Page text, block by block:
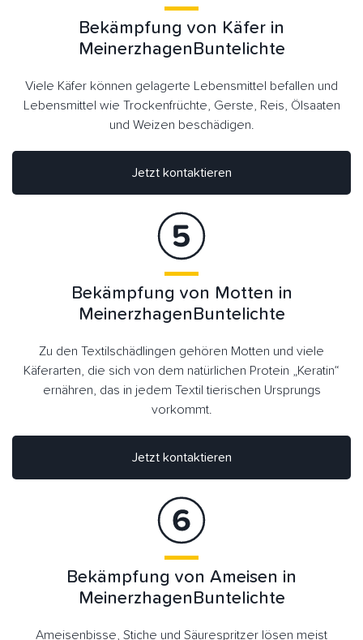
Jetzt kontaktieren
Bekämpfung von Käfer in
MeinerzhagenBuntelichte
Viele Käfer können gelagerte Lebensmittel befallen und
Lebensmittel wie Trockenfrüchte, Gerste, Reis, Ölsaaten
und Weizen beschädigen.
Bekämpfung von Motten in
MeinerzhagenBuntelichte
Zu den Textilschädlingen gehören Motten und viele
Käferarten, die sich von dem natürlichen Protein „Keratin“
ernähren, das in jedem Textil tierischen Ursprungs
vorkommt.
Jetzt kontaktieren
Bekämpfung von Ameisen in
MeinerzhagenBuntelichte
Ameisenbisse, Stiche und Säurespritzer lösen meist